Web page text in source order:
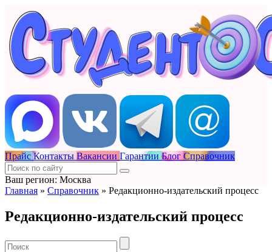
Прайс Контакты Вакансии Гарантии Блог Справочник
Ваш регион: Москва
Главная » Справочник » Редакционно-издательский процесс
Редакционно-издательский процесс